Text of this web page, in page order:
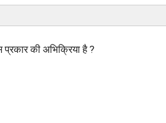
की अभिक्रिया है ?